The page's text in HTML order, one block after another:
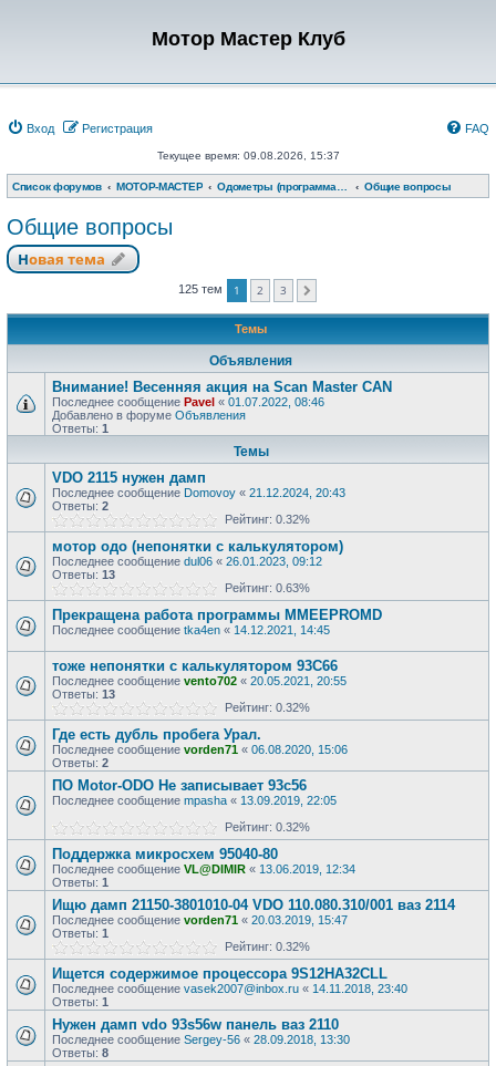
Мотор Мастер Клуб
Вход Регистрация FAQ
Текущее время: 09.08.2026, 15:37
Список форумов МОТОР-МАСТЕР Общие вопросы
Общие вопросы
Новая тема
125 тем 1 2 3
Темы
Объявления
Внимание! Весенняя акция на Scan Master CAN
Последнее сообщение Pavel « 01.07.2022, 08:46
Добавлено в форуме Объявления
Ответы: 1
Темы
VDO 2115 нужен дамп
Последнее сообщение Domovoy « 21.12.2024, 20:43
Ответы: 2
Рейтинг: 0.32%
мотор одо (непонятки с калькулятором)
Последнее сообщение dul06 « 26.01.2023, 09:12
Ответы: 13
Рейтинг: 0.63%
Прекращена работа программы MMEEPROMD
Последнее сообщение tka4en « 14.12.2021, 14:45
тоже непонятки с калькулятором 93С66
Последнее сообщение vento702 « 20.05.2021, 20:55
Ответы: 13
Рейтинг: 0.32%
Где есть дубль пробега Урал.
Последнее сообщение vorden71 « 06.08.2020, 15:06
Ответы: 2
ПО Motor-ODO Не записывает 93с56
Последнее сообщение mpasha « 13.09.2019, 22:05
Рейтинг: 0.32%
Поддержка микросхем 95040-80
Последнее сообщение VL@DIMIR « 13.06.2019, 12:34
Ответы: 1
Ищю дамп 21150-3801010-04 VDO 110.080.310/001 ваз 2114
Последнее сообщение vorden71 « 20.03.2019, 15:47
Ответы: 1
Рейтинг: 0.32%
Ищется содержимое процессора 9S12HA32CLL
Последнее сообщение vasek2007@inbox.ru « 14.11.2018, 23:40
Ответы: 1
Нужен дамп vdo 93s56w панель ваз 2110
Последнее сообщение Sergey-56 « 28.09.2018, 13:30
Ответы: 8